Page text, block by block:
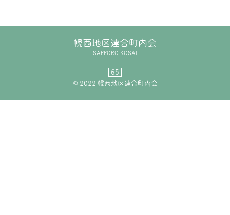
幌西地区連合町内会
SAPPORO KOSAI
65
© 2022 幌西地区連合町内会